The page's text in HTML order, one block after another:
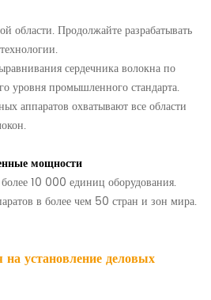
области. Продолжайте разрабатывать
сердечника волокна по
уровня промышленного стандарта.
аппаратов охватывают все области
мощности
10 000 единиц оборудования.
в более чем 50 стран и зон мира.
установление деловых